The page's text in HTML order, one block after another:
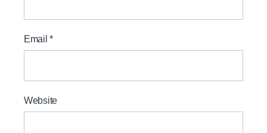
Email*
Website